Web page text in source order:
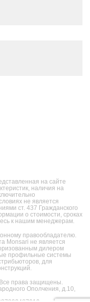
на сайте
наличия на
не является
ст. 437 Гражданского
о стоимости, сроках
к нашим менеджерам.
правообладателю.
Monsari не является
дилером
профильные системы
для
Все права защищены.
Ополчения, д.10,